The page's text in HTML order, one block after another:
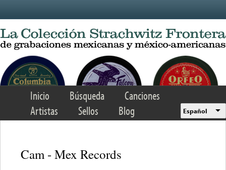
Inicio Búsqueda
Canciones
Artistas
Sellos Blog Español
Cam - Mex Records